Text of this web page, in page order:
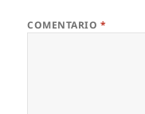
COMENTARIO *